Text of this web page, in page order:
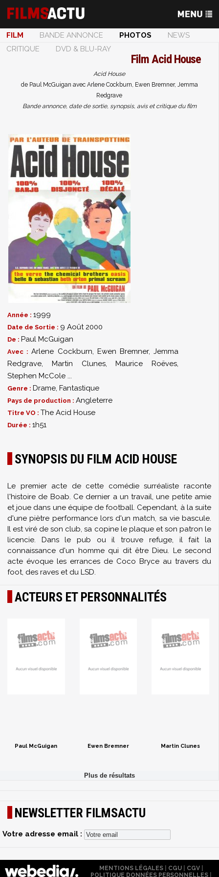
FILM BANDE ANNONCE PHOTOS
NEWS
CRITIQUE
DVD & BLU-RAY
FilmAcid House
Acid House
de Paul McGuigan avec Arlene Cockburn, Ewen Bremner, Jemma
Redgrave
Bande annonce, date de sortie, synopsis, avis et critique du film
Année : 1999
Date de Sortie : 9 Août 2000
De : Paul McGuigan
Avec :Arlene Cockburn, Ewen Bremner,Jemma
Redgrave, Martin Clunes,Maurice Roëves,
Stephen McCole ...
Genre : Drame, Fantastique
Pays de production : Angleterre
Titre VO : The Acid House
Durée : 1h51
SYNOPSIS DU FILM ACID HOUSE
Le premier acte de cette comédie surréaliste raconte
l'histoire de Boab. Ce dernier a un travail, une petite amie
et joue dans une équipe de football. Cependant, à la suite
d'une piètre performance lors d'un match, sa vie bascule.
Il est viré de son club, sa copine le plaque et son patron le
licencie. Dans le pub ou il trouve refuge, il fait la
connaissance d'un homme qui dit être Dieu. Le second
acte évoque les errances de Coco Bryce au travers du
foot, des raves et du LSD.
ACTEURS ET PERSONNALITÉS
Paul McGuigan Ewen Bremner Martin Clunes
NEWSLETTER FILMSACTU
Votre adresse email :
MENTIONS LÉGALES| CGU| CGV|
POLITIQUE DONNÉES PERSONNELLES